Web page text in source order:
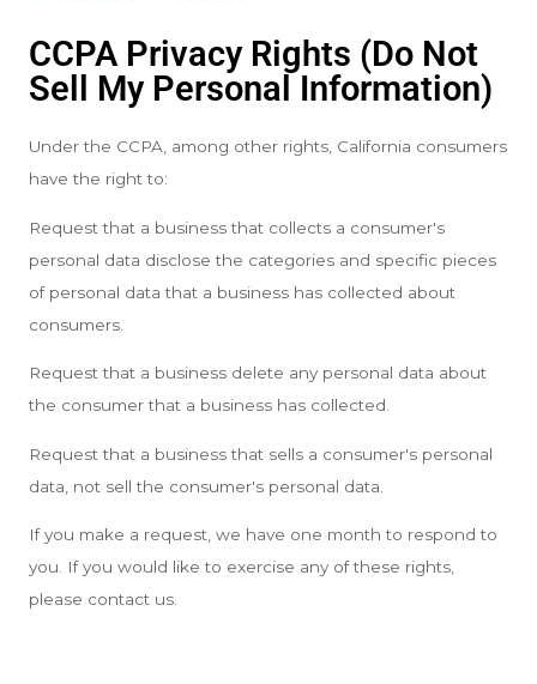
CCPA Privacy Rights (Do Not
Sell My Personal Information)
Under the CCPA, among other rights, California consumers
have the right to:
Request that a business that collects a consumer's
personal data disclose the categories and specific pieces
of personal data that a business has collected about
consumers.
Request that a business delete any personal data about
the consumer that a business has collected.
Request that a business that sells a consumer's personal
data, not sell the consumer's personal data.
If you make a request, we have one month to respond to
you. If you would like to exercise any of these rights,
please contact us.